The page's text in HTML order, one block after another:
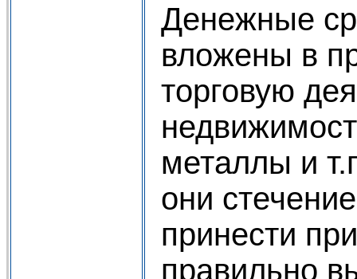
Денежные
вложены в
торговую
металлы и
они
принести
правильно